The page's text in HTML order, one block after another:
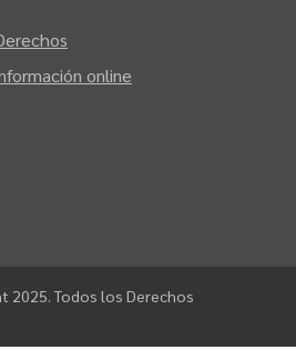
online
2025. Todos los Derechos